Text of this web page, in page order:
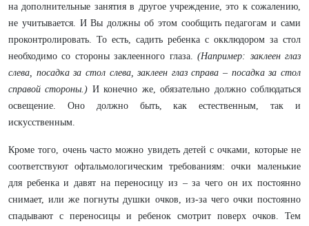
на дополнительные занятия в другое учреждение, это к сожалению,
не учитывается. И Вы должны об этом сообщить педагогам и сами
проконтролировать. То есть, садить ребенка с окклюдором за стол
необходимо со стороны заклеенного глаза.(Например: заклеен глаз
слева, посадка за стол слева, заклеен глаз справа – посадка за стол
справой стороны.) И конечно же, обязательно должно соблюдаться
освещение. Оно должно быть, как естественным, так и
искусственным.
Кроме того, очень часто можно увидеть детей с очками, которые не
соответствуют офтальмологическим требованиям: очки маленькие
для ребенка и давят на переносицу из – за чего он их постоянно
снимает, или же погнуты душки очков, из-за чего очки постоянно
спадывают с переносицы и ребенок смотрит поверх очков. Тем